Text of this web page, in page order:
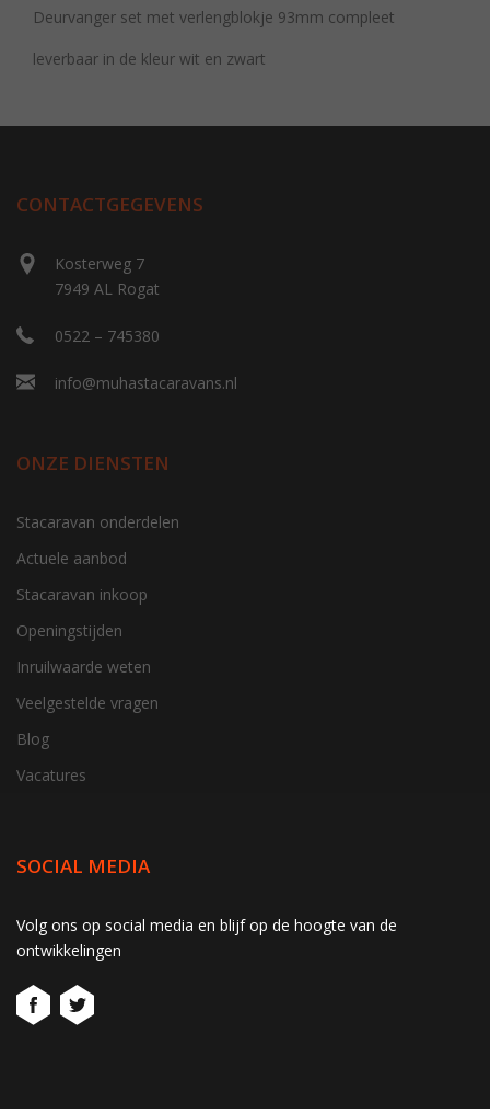
Deurvanger set met verlengblokje 93mm compleet
leverbaar in de kleur wit en zwart
CONTACTGEGEVENS
Kosterweg 7
7949 AL Rogat
0522 – 745380
info@muhastacaravans.nl
ONZE DIENSTEN
Stacaravan onderdelen
Actuele aanbod
Stacaravan inkoop
Openingstijden
Inruilwaarde weten
Veelgestelde vragen
Blog
Vacatures
SOCIAL MEDIA
Volg ons op social media en blijf op de hoogte van de
ontwikkelingen
window.dataLayer || []; window.dataLayer.push({ 'event':
'consent_update' }); });